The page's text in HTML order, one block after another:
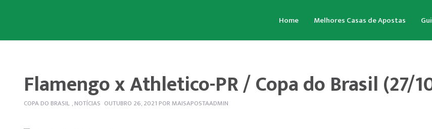
Home Melhores Casas de Apostas
Flamengo x Athletico-PR / Copa do Brasil (27/
COPA DO BRASIL ,NOTÍCIAS OUTUBRO 26, 2021 POR MAISAPOSTAADMIN